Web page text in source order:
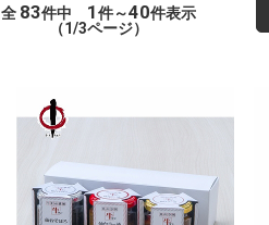
全 83件中 1件～40件表示
（1/3ページ）